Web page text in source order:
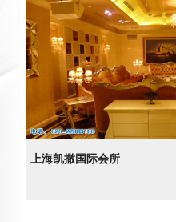
上海凯撒国际会所